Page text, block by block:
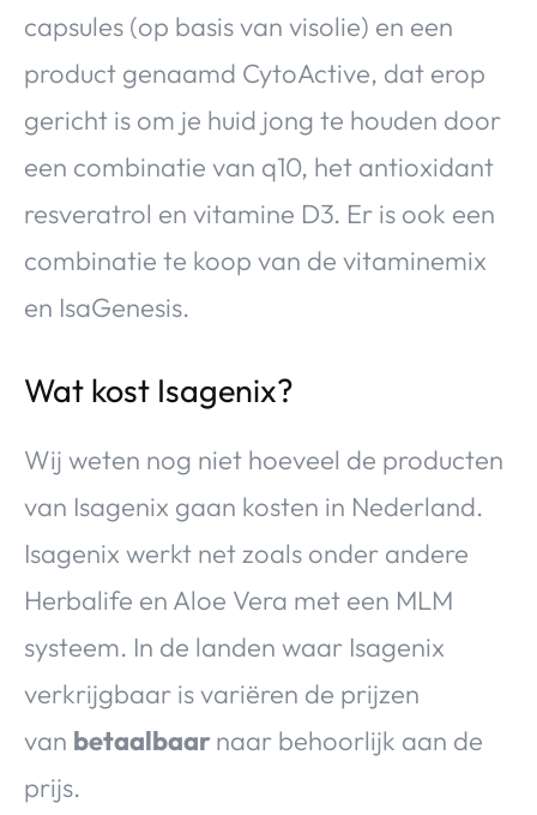
capsules (op basis van visolie) en een
product genaamd CytoActive, dat erop
gericht is om je huid jong te houden door
een combinatie van q10, het antioxidant
resveratrol en vitamine D3. Er is ook een
combinatie te koop van de vitaminemix
en IsaGenesis.
Wat kost Isagenix?
Wij weten nog niet hoeveel de producten
van Isagenix gaan kosten in Nederland.
Isagenix werkt net zoals onder andere
Herbalife en Aloe Vera met een MLM
systeem. In de landen waar Isagenix
verkrijgbaar is variëren de prijzen
van betaalbaarnaar behoorlijk aan de
prijs.